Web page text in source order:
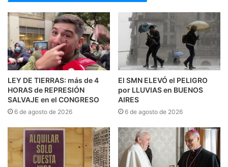
LEY DE TIERRAS: más de 4
HORAS de REPRESIÓN
SALVAJE en el CONGRESO
6 de agosto de 2026
El SMN ELEVÓ el PELIGRO
por LLUVIAS en BUENOS
AIRES
6 de agosto de 2026